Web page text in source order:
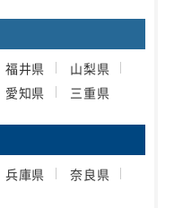
福井県
山梨県
愛知県 三重県
兵庫県
奈良県